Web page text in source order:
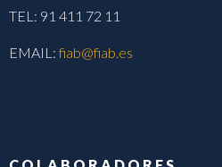
TEL: 91 411 72 11
EMAIL:fiab@fiab.es